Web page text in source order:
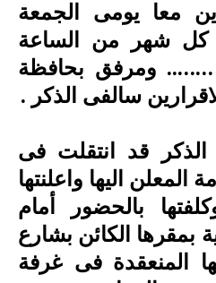
معا يومى الجمعة
كل شهر من الساعة
ومرفق بحافظة
سالفى الذكر .
قد انتقلت فى
المعلن اليها واعلنتها
بالحضور أمام
الكائن بشارع
المنعقدة فى غرفة